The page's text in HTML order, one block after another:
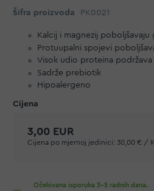
Šifra proizvoda PK0021
Kalcij i magnezij
Protuupalni spojevi
Visok udio proteina
Sadrže prebiotik
Hipoalergeno
3,00 EUR
Cijena po mjernoj jedinici: 30,00 € /
Očekivana isporuka 3-5 radnih dana.